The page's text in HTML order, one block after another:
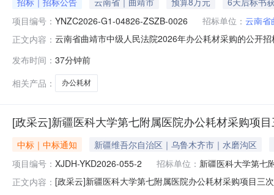
项目编号： YNZC2026-G1-04826-ZSZB-0026 招标单位： 云南省
正文内容： 云南省曲靖市中级人民法院2026年办公耗材采购的公开
售价￥0获取招标文件的地点云南省政府采购电子交易平
发布时间： 37分钟前
相关产品：
办公耗材
[政采云]新疆医科大学第七附属医院办公耗材采购项
中标｜中标通知
新疆维吾尔自治区｜乌鲁木齐市｜水磨沟区
项目编号： XJDH-YKD2026-055-2 招标单位： 新疆医科大学第七
正文内容： [政采云]新疆医科大学第七附属医院办公耗材采购项目三